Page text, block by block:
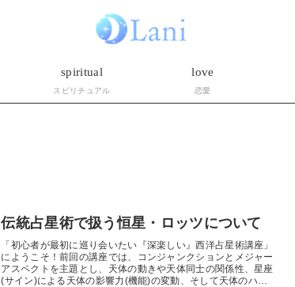
spiritual
スピリチュアル
love
恋愛
伝統占星術で扱う恒星・ロッツについて
「初心者が最初に巡り会いたい『深楽しい』西洋占星術講座」
にようこそ！前回の講座では、コンジャンクションとメジャー
アスペクトを主題とし、天体の動きや天体同士の関係性、星座
(サイン)による天体の影響力(機能)の変動、そして天体のハウ